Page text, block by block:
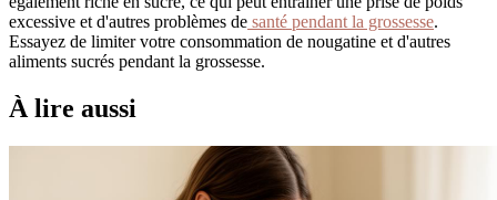
excessive et d'autres problèmes de santé pendant la grossesse.
Essayez de limiter votre consommation de nougatine et d'autres
aliments sucrés pendant la grossesse.
À lire aussi